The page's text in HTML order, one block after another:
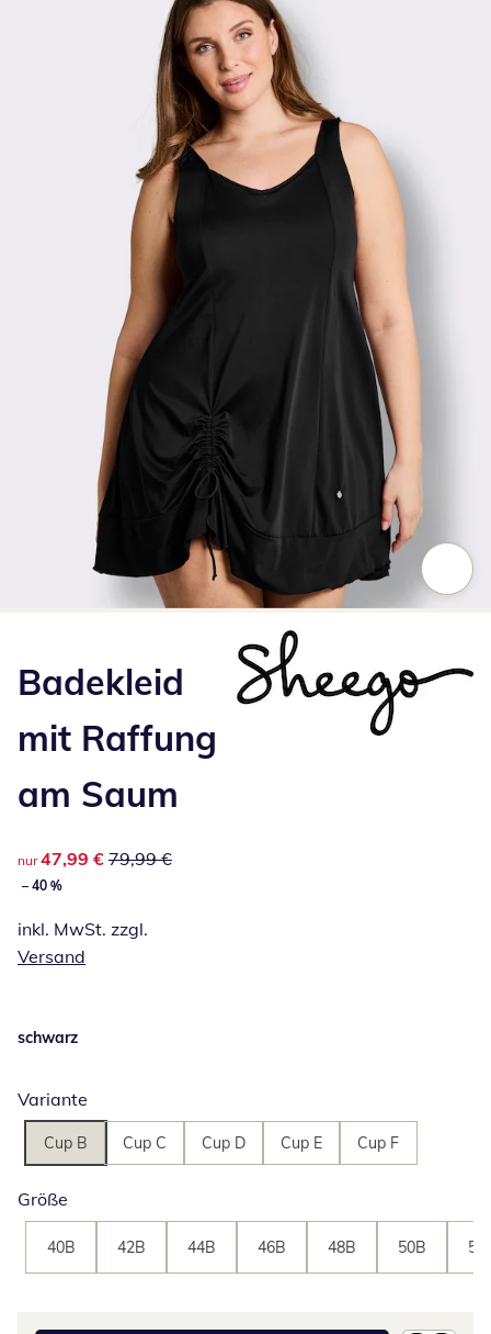
Badekleid
mit Raffung
am Saum
reduzierter Preis 47,99 €, vorheriger Preis: 79,99 €
nur 47,99 € 79,99 €
– 40 %
inkl. MwSt. zzgl.
Versand
schwarz
Variante
Cup B Cup C Cup D Cup E Cup F
Größe
40B 42B 44B 46B 48B 50B